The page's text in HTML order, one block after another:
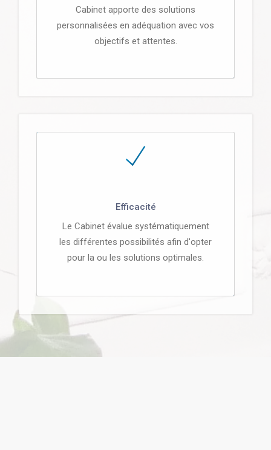
Cabinet apporte des solutions
personnalisées en adéquation avec vos
objectifs et attentes.
Efficacité
Le Cabinet évalue systématiquement
les différentes possibilités afin d'opter
pour la ou les solutions optimales.